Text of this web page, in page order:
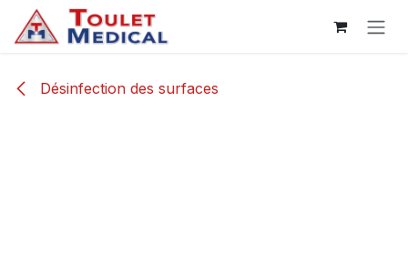
Se rendre au contenu
Désinfection des surfaces